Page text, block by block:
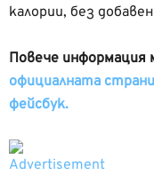
калории, без
Повече
официалната
фейсбук.